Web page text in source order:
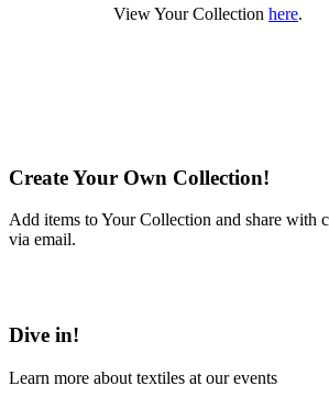
View Your Collection here.
Create Your Own Collection!
Add items to Your Collection and share with
via email.
Dive in!
Learn more about textiles at our events